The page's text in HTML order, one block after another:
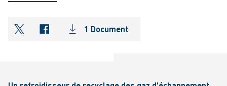
shareOntwitter
shareOnfacebook
1 Document